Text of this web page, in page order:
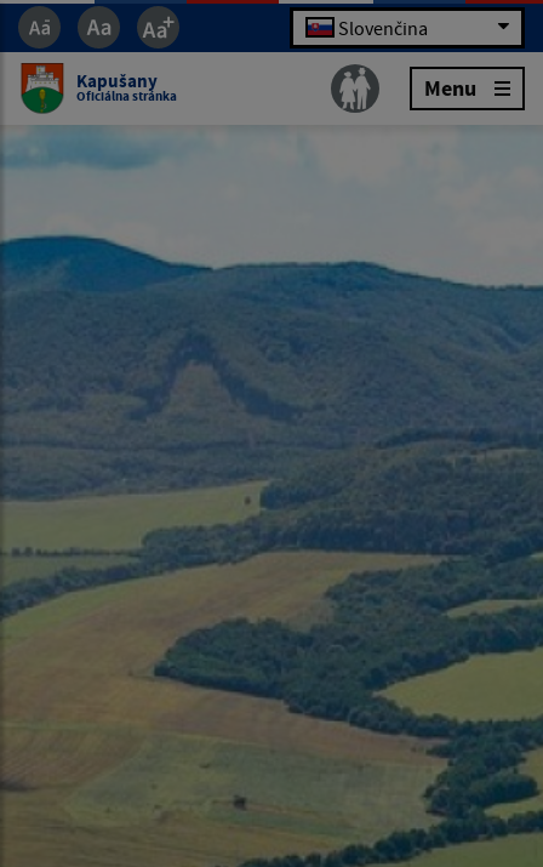
Slovenčina
Kapušany
Oficiálna stránka Menu